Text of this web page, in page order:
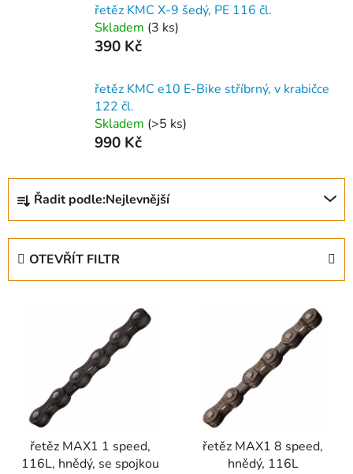
řetěz KMC X-9 šedý, PE 116 čl.
Skladem (3 ks)
390 Kč
řetěz KMC e10 E-Bike stříbrný, v krabičce
122 čl.
Skladem (>5 ks)
990 Kč
Ř
z
Řadit podle:Nejlevnější
OTEVŘÍT FILTR
řetěz MAX1 1 speed,
116L, hnědý, se spojkou
řetěz MAX1 8 speed,
hnědý, 116L